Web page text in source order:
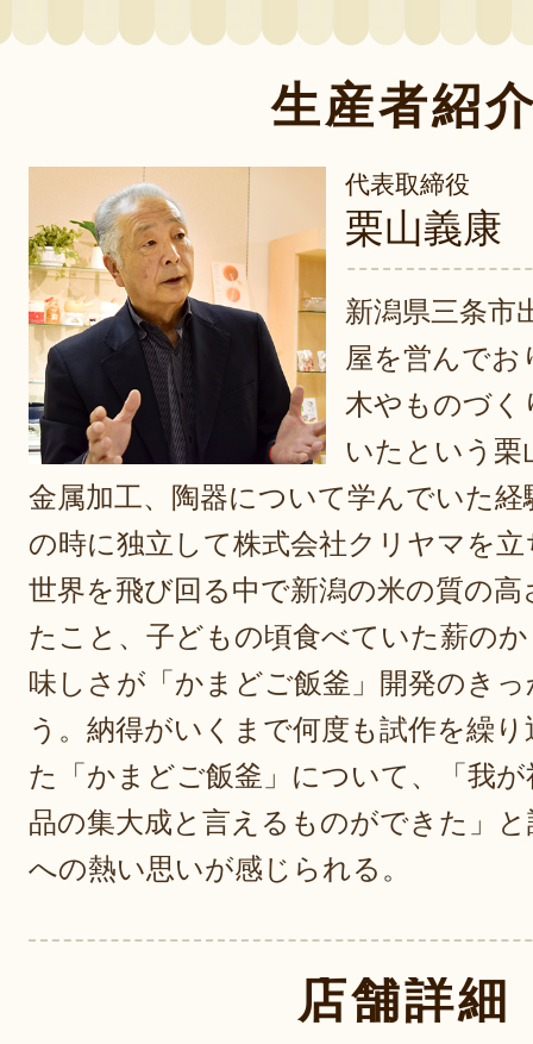
生産者紹
代表取締役
栗山義康
新潟県三条市
屋を営んでお
木やものづく
いたという栗
金属加工、陶器について学んでいた
の時に独立して株式会社クリヤマを
世界を飛び回る中で新潟の米の質の
たこと、子どもの頃食べていた薪の
味しさが「かまどご飯釜」開発のき
う。納得がいくまで何度も試作を繰
た「かまどご飯釜」について、「我
品の集大成と言えるものができた」
への熱い思いが感じられる。
店舗詳細